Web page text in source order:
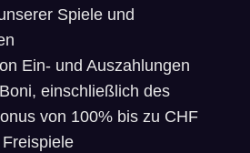
Spiele und
Ein- und Auszahlungen
einschließlich des
von 100% bis zu CHF